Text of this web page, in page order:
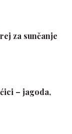
za sunčanje
– jagoda,